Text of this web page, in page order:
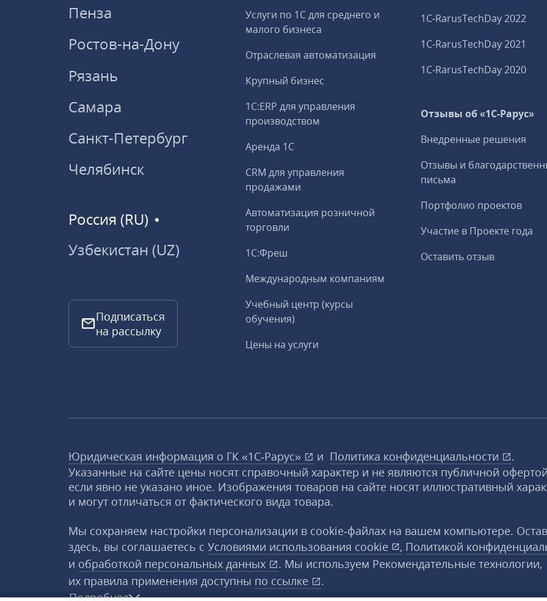
Пенза
Ростов-на-Дону
Рязань
Самара
Санкт-Петербург
Челябинск
Россия (RU)
Узбекистан (UZ)
Подписаться
на рассылку
Услуги по 1С для среднего и
малого бизнеса
Отраслевая автоматизация
Крупный бизнес
1С:ERP для управления
производством
Аренда 1С
CRM для управления
продажами
Автоматизация розничной
торговли
1С:Фреш
Международным компаниям
Учебный центр (курсы
обучения)
Цены на услуги
1C‑RarusTechDay 2022
1C‑RarusTechDay 2021
1C‑RarusTechDay 2020
Отзывы об «1С-Рарус»
Внедренные решения
Отзывы и
письма
Портфолио проектов
Участие в Проекте года
Оставить отзыв
Юридическая информация о ГК «1С‑Рарус» и Политика конфиденциальности
.
Указанные на сайте цены носят справочный характер и не являются публичной
если явно не указано иное. Изображения товаров на сайте носят иллюстративный
и могут отличаться от фактического вида товара.
Мы сохраняем настройки персонализации в cookie‑файлах на вашем компьютере.
здесь, вы соглашаетесь с Условиями использования cookie , Политикой
и обработкой персональных данных
. Мы используем Рекомендательные технологии,
их правила применения доступны по ссылке
.
Подробнее